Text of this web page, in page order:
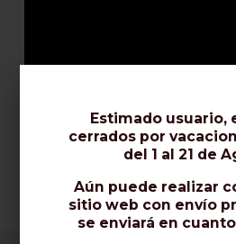
Estimado usuario,
cerrados por
del 1 al 21 de
Aún puede realizar
sitio web con envío
se enviará en